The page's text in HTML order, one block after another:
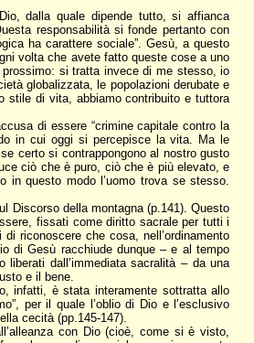
dalla quale dipende tutto, si affianca
responsabilità si fonde pertanto con
ha carattere sociale”. Gesù, a questo
volta che avete fatto queste cose a uno
si tratta invece di me stesso, io
globalizzata, le popolazioni derubate e
stile di vita, abbiamo contribuito e tuttora
di essere “crimine capitale contro la
in cui oggi si percepisce la vita. Ma le
certo si contrappongono al nostro gusto
ciò che è puro, ciò che è più elevato, e
in questo modo l’uomo trova se stesso.
Discorso della montagna (p.141). Questo
fissati come diritto sacrale per tutti i
riconoscere che cosa, nell’ordinamento
di Gesù racchiude dunque – e al tempo
dall’immediata sacralità – da una
e il bene.
infatti, è stata interamente sottratta allo
per il quale l’oblio di Dio e l’esclusivo
cecità (pp.145-147).
con Dio (cioè, come si è visto,